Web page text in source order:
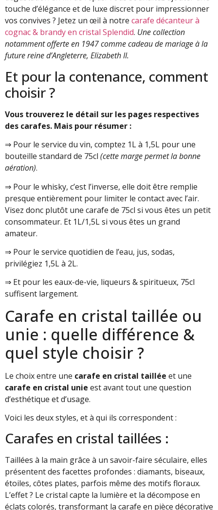
touche d’élégance et de luxe discret pour impressionner
vos convives ? Jetez un œil à notre carafe décanteur à
cognac & brandy en cristal Splendid. Une collection
notamment offerte en 1947 comme cadeau de mariage à la
future reine d’Angleterre, Elizabeth II.
Et pour la contenance, comment
choisir ?
Vous trouverez le détail sur les pages respectives
des carafes. Mais pour résumer :
⇒ Pour le service du vin, comptez 1L à 1,5L pour une
bouteille standard de 75cl (cette marge permet la bonne
aération).
⇒ Pour le whisky, c’est l’inverse, elle doit être remplie
presque entièrement pour limiter le contact avec l’air.
Visez donc plutôt une carafe de 75cl si vous êtes un petit
consommateur. Et 1L/1,5L si vous êtes un grand
amateur.
⇒ Pour le service quotidien de l’eau, jus, sodas,
privilégiez 1,5L à 2L.
⇒ Et pour les eaux-de-vie, liqueurs & spiritueux, 75cl
suffisent largement.
Carafe en cristal taillée ou
unie : quelle différence &
quel style choisir ?
Le choix entre une carafe en cristal taillée et une
carafe en cristal unie est avant tout une question
d’esthétique et d’usage.
Voici les deux styles, et à qui ils correspondent :
Carafes en cristal taillées :
Taillées à la main grâce à un savoir-faire séculaire, elles
présentent des facettes profondes : diamants, biseaux,
étoiles, côtes plates, parfois même des motifs floraux.
L’effet ? Le cristal capte la lumière et la décompose en
éclats colorés, transformant la carafe en pièce décorative